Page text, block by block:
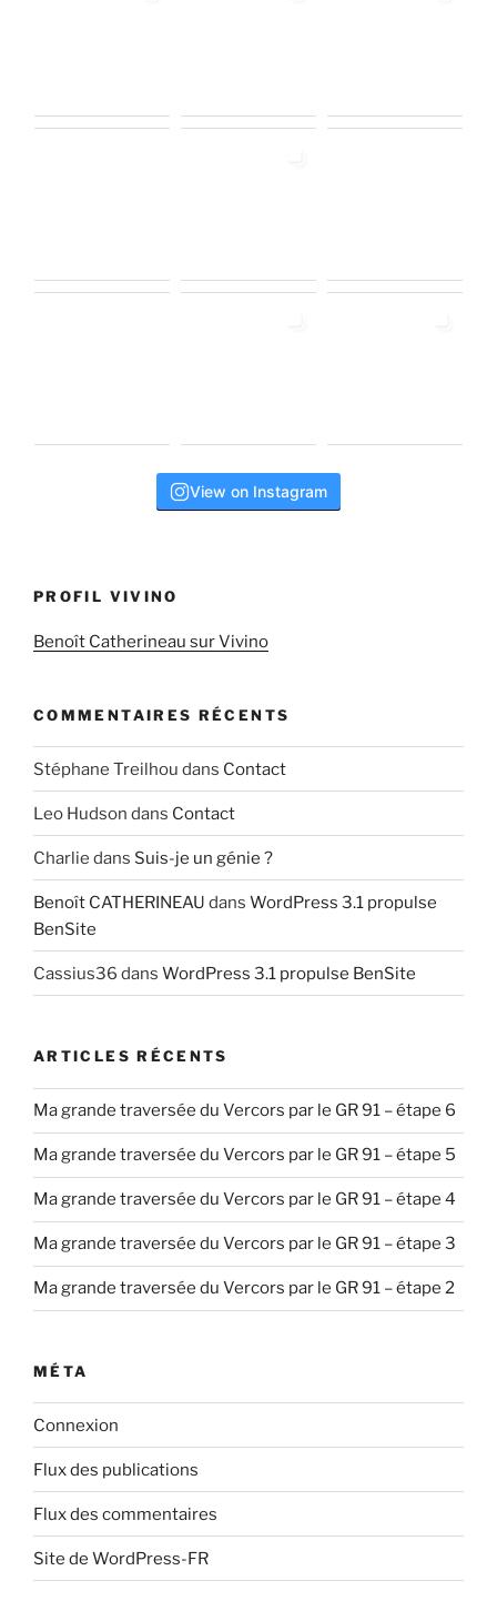
View on Instagram
PROFIL VIVINO
Benoît Catherineau sur Vivino
COMMENTAIRES RÉCENTS
Stéphane Treilhou dans Contact
Leo Hudson dans Contact
Charlie dans Suis-je un génie ?
Benoît CATHERINEAU dans WordPress 3.1 propulse
BenSite
Cassius36 dans WordPress 3.1 propulse BenSite
ARTICLES RÉCENTS
Ma grande traversée du Vercors par le GR 91 – étape 6
Ma grande traversée du Vercors par le GR 91 – étape 5
Ma grande traversée du Vercors par le GR 91 – étape 4
Ma grande traversée du Vercors par le GR 91 – étape 3
Ma grande traversée du Vercors par le GR 91 – étape 2
MÉTA
Connexion
Flux des publications
Flux des commentaires
Site de WordPress-FR